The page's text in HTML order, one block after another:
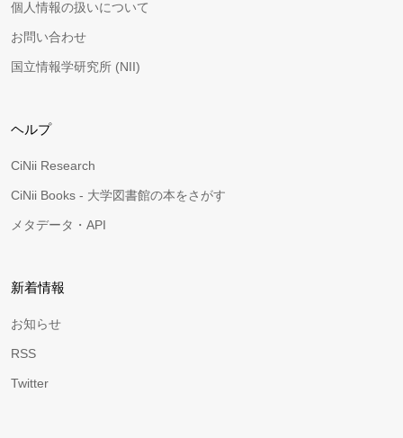
個人情報の扱いについて
お問い合わせ
国立情報学研究所 (NII)
ヘルプ
CiNii Research
CiNii Books - 大学図書館の本をさがす
メタデータ・API
新着情報
お知らせ
RSS
Twitter